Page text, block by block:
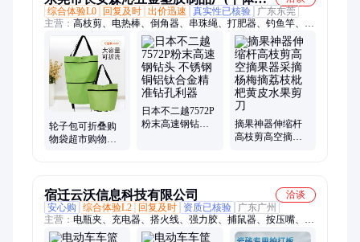
商户)
综合体验L0
回复及时 出价迅速 真实性已核验
广东东莞
主营： 高枝剪、电热棒、倒角器、串珠绳、打肥器、钓鱼竿、自
吸泵、角磨机、墙板锯、垃圾钳、马克纸、挖勺子、壁纸刀、单
线刨、洗脸池、鱼漂盒、伸缩杆、对接头、素描纸、电磨机、煎
药壶、变径圈、手提秤、喂食器、铜片卡
轮子包可折叠购
物袋超市购物车
日本不二越7572P
粉末高速钢钻头
摘果神器伸缩杆
高枝剪高空摘果
宿迁云沃信息科技有限公司
洽谈
安心购
综合体验L2 回复及时 资质已核验
广东广州
主营： 电瓶夹、充电器、搭火线、强力胶、捕鼠器、按压嘴、嘴
泵头、控制器、蚝油瓶、小拉手、瓶压嘴、鼠神器、墙壁门、连